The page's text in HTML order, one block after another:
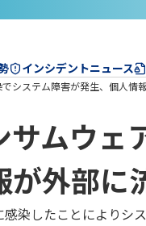
インシデントニュース
システム障害が発生、個人情
ムウェ
外部に
染したことによりシ